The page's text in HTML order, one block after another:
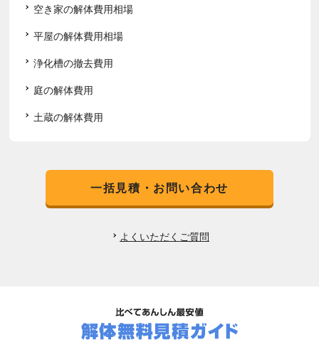
空き家の解体費用相場
平屋の解体費用相場
浄化槽の撤去費用
庭の解体費用
土蔵の解体費用
一括見積・お問い合わせ
よくいただくご質問